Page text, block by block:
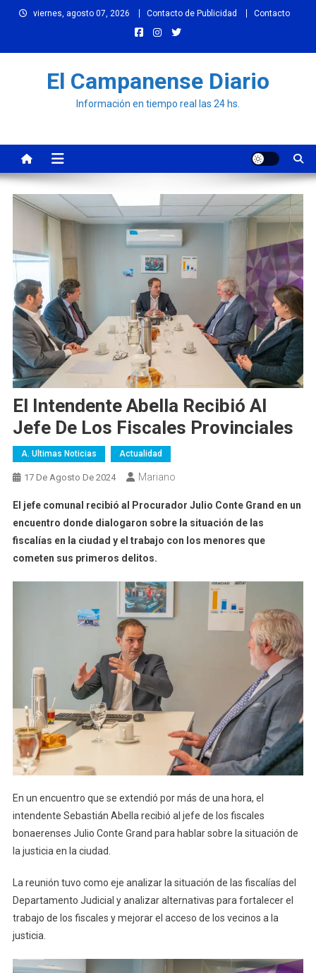
viernes, agosto 07, 2026 Contacto de Publicidad Contacto
El Campanense Diario
Información en tiempo real las 24 hs.
El Intendente Abella Recibió Al
Jefe De Los Fiscales Provinciales
A. Ultimas Noticias Actualidad
17 De Agosto De 2024 Mariano
El jefe comunal recibió al Procurador Julio Conte Grand en un
encuentro donde dialogaron sobre la situación de las
fiscalías en la ciudad y el trabajo con los menores que
cometen sus primeros delitos.
En un encuentro que se extendió por más de una hora, el
intendente Sebastián Abella recibió al jefe de los fiscales
bonaerenses Julio Conte Grand para hablar sobre la situación de
la justicia en la ciudad.
La reunión tuvo como eje analizar la situación de las fiscalías del
Departamento Judicial y analizar alternativas para fortalecer el
trabajo de los fiscales y mejorar el acceso de los vecinos a la
justicia.